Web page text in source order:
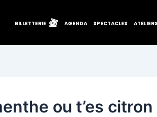
BILLETTERIE AGENDA SPECTACLES
ou t’es citron